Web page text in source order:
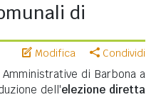
di
Modifica Condividi
di Barbona a
dell'elezione diretta